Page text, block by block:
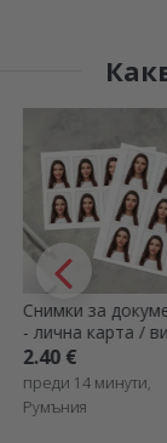
Снимки за
- лична карта /
паспорт -
2.40 €
преди 14 минути,
Румъния